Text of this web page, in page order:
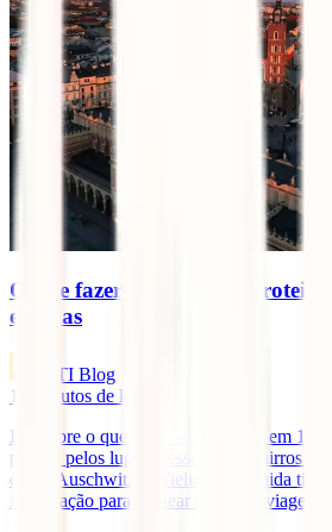
O que fazer na Cracóvia: roteiro
e 3 dias
IATI Blog
11
minutos de leitura
Descobre o que fazer na Cracóvia em 1, 2
prático pelos lugares essenciais, bairros
como Auschwitz e Wieliczka, comida
informação para planear melhor a viagem.